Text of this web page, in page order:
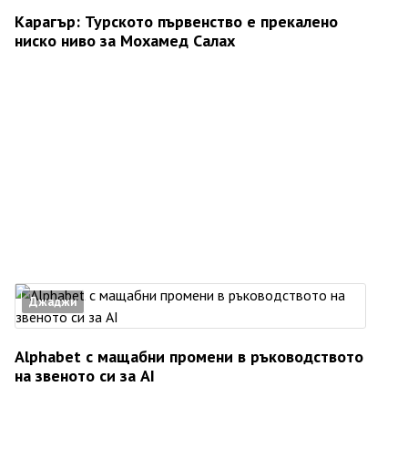
Карагър: Турското първенство е прекалено
ниско ниво за Мохамед Салах
Джаджи
Alphabet с мащабни промени в ръководството
на звеното си за AI